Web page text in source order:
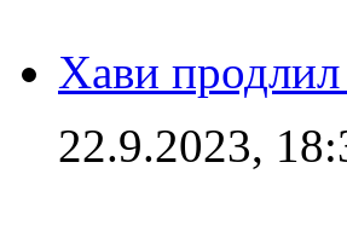
Хави продлил
22.9.2023,